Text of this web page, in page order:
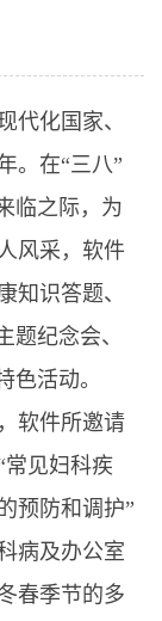
代化国家、
。在“三八”
临之际，为
风采，软件
知识答题、
题纪念会、
色活动。
软件所邀请
常见妇科疾
预防和调护”
病及办公室
春季节的多